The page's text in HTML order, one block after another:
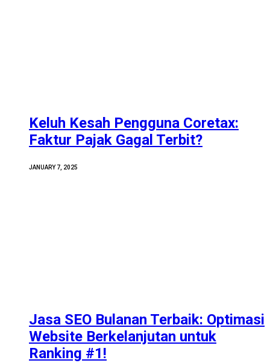
Keluh Kesah Pengguna Coretax:
Faktur Pajak Gagal Terbit?
JANUARY 7, 2025
Jasa SEO Bulanan Terbaik: Optimasi
Website Berkelanjutan untuk
Ranking #1!